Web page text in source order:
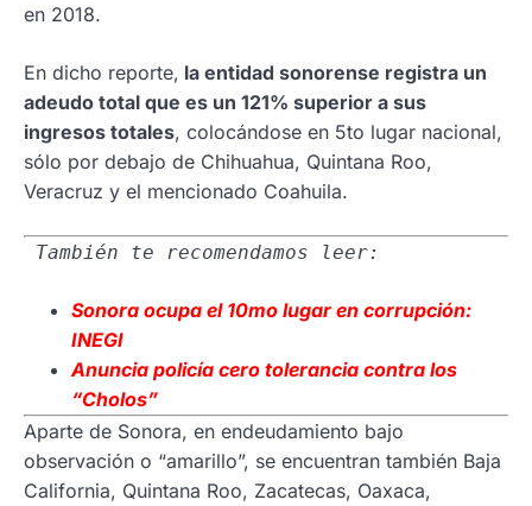
en 2018.
En dicho reporte, la entidad sonorense registra un
adeudo total que es un 121% superior a sus
ingresos totales, colocándose en 5to lugar nacional,
sólo por debajo de Chihuahua, Quintana Roo,
Veracruz y el mencionado Coahuila.
También te recomendamos leer:
Sonora ocupa el 10mo lugar en corrupción:
INEGI
Anuncia policía cero tolerancia contra los
“Cholos”
Aparte de Sonora, en endeudamiento bajo
observación o “amarillo”, se encuentran también Baja
California, Quintana Roo, Zacatecas, Oaxaca,